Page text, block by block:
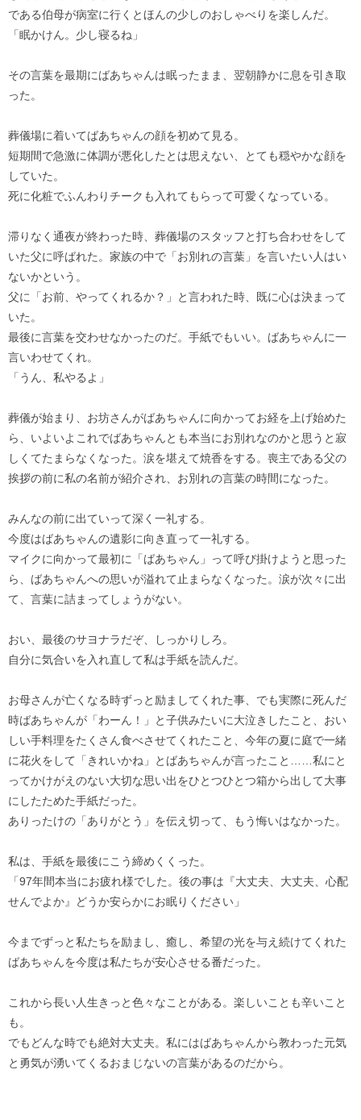
である伯母が病室に行くとほんの少しのおしゃべりを楽しんだ。
「眠かけん。少し寝るね」
その言葉を最期にばあちゃんは眠ったまま、翌朝静かに息を引き取
った。
葬儀場に着いてばあちゃんの顔を初めて見る。
短期間で急激に体調が悪化したとは思えない、とても穏やかな顔を
していた。
死に化粧でふんわりチークも入れてもらって可愛くなっている。
滞りなく通夜が終わった時、葬儀場のスタッフと打ち合わせをして
いた父に呼ばれた。家族の中で「お別れの言葉」を言いたい人はい
ないかという。
父に「お前、やってくれるか？」と言われた時、既に心は決まって
いた。
最後に言葉を交わせなかったのだ。手紙でもいい。ばあちゃんに一
言いわせてくれ。
「うん、私やるよ」
葬儀が始まり、お坊さんがばあちゃんに向かってお経を上げ始めた
ら、いよいよこれでばあちゃんとも本当にお別れなのかと思うと寂
しくてたまらなくなった。涙を堪えて焼香をする。喪主である父の
挨拶の前に私の名前が紹介され、お別れの言葉の時間になった。
みんなの前に出ていって深く一礼する。
今度はばあちゃんの遺影に向き直って一礼する。
マイクに向かって最初に「ばあちゃん」って呼び掛けようと思った
ら、ばあちゃんへの思いが溢れて止まらなくなった。涙が次々に出
て、言葉に詰まってしょうがない。
おい、最後のサヨナラだぞ、しっかりしろ。
自分に気合いを入れ直して私は手紙を読んだ。
お母さんが亡くなる時ずっと励ましてくれた事、でも実際に死んだ
時ばあちゃんが「わーん！」と子供みたいに大泣きしたこと、おい
しい手料理をたくさん食べさせてくれたこと、今年の夏に庭で一緒
に花火をして「きれいかね」とばあちゃんが言ったこと……私にと
ってかけがえのない大切な思い出をひとつひとつ箱から出して大事
にしたためた手紙だった。
ありったけの「ありがとう」を伝え切って、もう悔いはなかった。
私は、手紙を最後にこう締めくくった。
「97年間本当にお疲れ様でした。後の事は『大丈夫、大丈夫、心配
せんでよか』どうか安らかにお眠りください」
今までずっと私たちを励まし、癒し、希望の光を与え続けてくれた
ばあちゃんを今度は私たちが安心させる番だった。
これから長い人生きっと色々なことがある。楽しいことも辛いこと
も。
でもどんな時でも絶対大丈夫。私にはばあちゃんから教わった元気
と勇気が湧いてくるおまじないの言葉があるのだから。